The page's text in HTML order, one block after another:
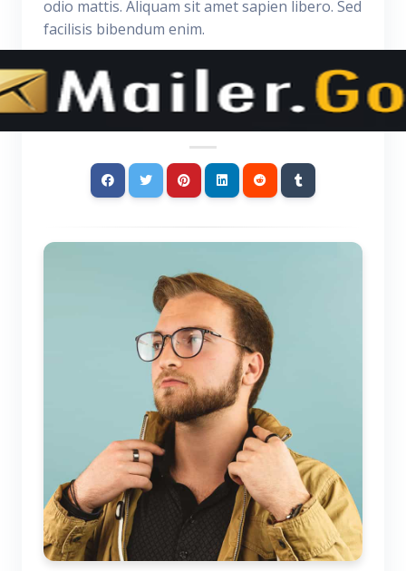
odio mattis. Aliquam sit amet sapien libero. Sed
facilisis bibendum enim.